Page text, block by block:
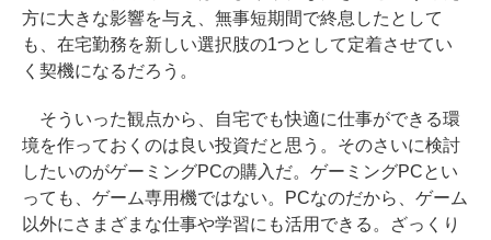
方に大きな影響を与え、無事短期間で終息したとして
も、在宅勤務を新しい選択肢の1つとして定着させてい
く契機になるだろう。
そういった観点から、自宅でも快適に仕事ができる環
境を作っておくのは良い投資だと思う。そのさいに検討
したいのがゲーミングPCの購入だ。ゲーミングPCとい
っても、ゲーム専用機ではない。PCなのだから、ゲーム
以外にさまざまな仕事や学習にも活用できる。ざっくり